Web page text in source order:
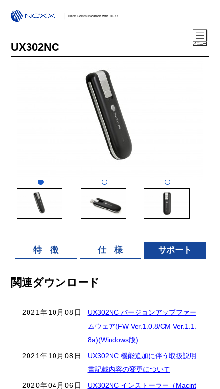
Next Communication with NCXX.
UX302NC
特 徴 仕 様 サポート
関連ダウンロード
2021年10月08日
UX302NC バージョンアップファー
ムウェア(FW Ver.1.0.8/CM Ver.1.1.
8a)(Windows版)
2021年10月08日
UX302NC 機能追加に伴う取扱説明
書記載内容の変更について
2020年04月06日
UX302NC インストーラー（Macint